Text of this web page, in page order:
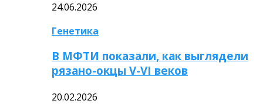
24.06.2026
Генетика
В МФТИ показали, как выглядели
рязано-окцы V-VI веков
20.02.2026